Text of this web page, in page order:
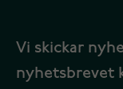
Vi skickar
nyhetsbrevet